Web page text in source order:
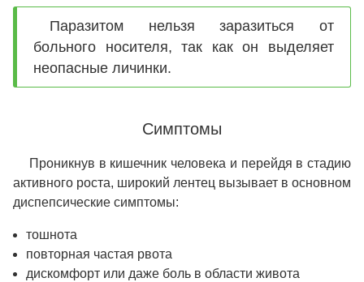
Паразитом нельзя заразиться от
больного носителя, так как он выделяет
неопасные личинки.
Симптомы
Проникнув в кишечник человека и перейдя в стадию
активного роста, широкий лентец вызывает в основном
диспепсические симптомы:
тошнота
повторная частая рвота
дискомфорт или даже боль в области живота